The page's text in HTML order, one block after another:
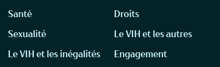
Santé
Droits
Sexualité
Le VIH et les autres
Le VIH et les inégalités
Engagement